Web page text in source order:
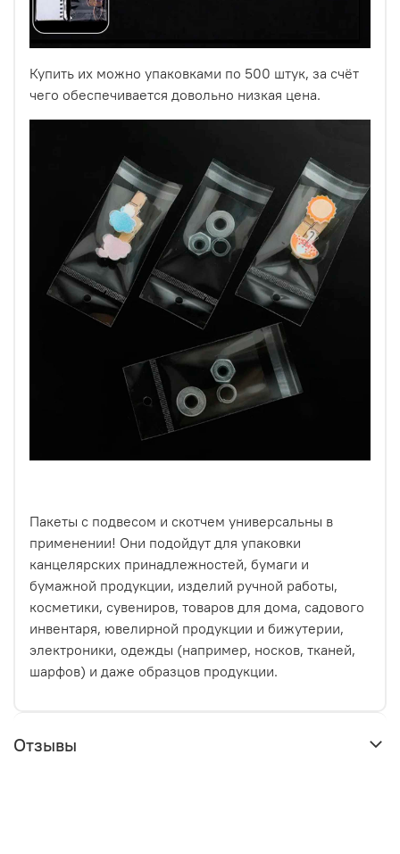
Пакеты с подвесом и скотчем универсальны в
для дома, садового инвентаря, ювелирной продукции и
бижутерии, электроники, одежды (например, носков,
тканей, шарфов) и даже образцов продукции.
Купить их можно упаковками по 500 штук, за счёт
чего обеспечивается довольно низкая цена.
Пакеты с подвесом и скотчем универсальны в
применении! Они подойдут для упаковки
канцелярских принадлежностей, бумаги и
бумажной продукции, изделий ручной работы,
косметики, сувениров, товаров для дома, садового
инвентаря, ювелирной продукции и бижутерии,
электроники, одежды (например, носков, тканей,
шарфов) и даже образцов продукции.
Отзывы